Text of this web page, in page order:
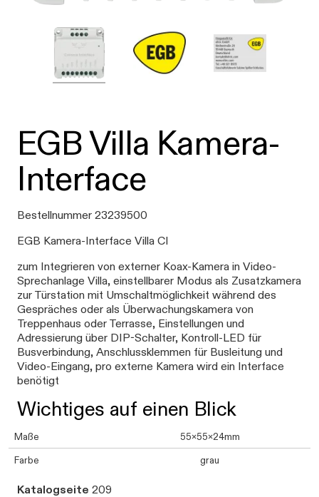
EGB Villa Kamera-
Interface
Bestellnummer 23239500
EGB Kamera-Interface Villa CI
zum Integrieren von externer Koax-Kamera in Video-
Sprechanlage Villa, einstellbarer Modus als Zusatzkamera
zur Türstation mit Umschaltmöglichkeit während des
Gespräches oder als Überwachungskamera von
Treppenhaus oder Terrasse, Einstellungen und
Adressierung über DIP-Schalter, Kontroll-LED für
Busverbindung, Anschlussklemmen für Busleitung und
Video-Eingang, pro externe Kamera wird ein Interface
benötigt
Wichtiges auf einen Blick
Maße 55x55x24mm
Farbe grau
Katalogseite 209